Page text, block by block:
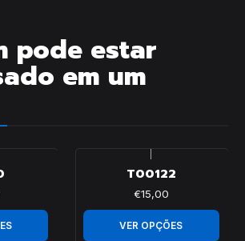
pode estar
em um
T00122
€15,00
VER OPÇÕES